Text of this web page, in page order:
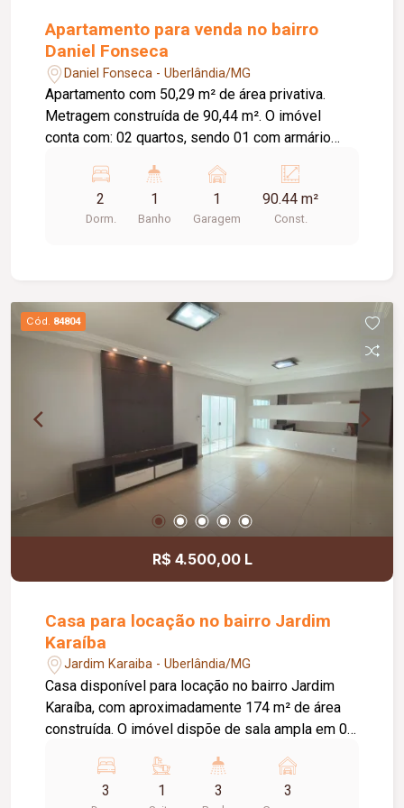
Apartamento para venda no bairro
Daniel Fonseca
Daniel Fonseca - Uberlândia/MG
Apartamento com 50,29 m² de área privativa.
Metragem construída de 90,44 m². O imóvel
conta com: 02 quartos, sendo 01 com armário
ambientes; Banheiro social com armário e box em
blindex; Cozinha com armário; Lavanderia; 01
vaga de garagem coberta; O condomínio oferece:
proporcionando conforto e praticidade para o dia
a dia.
2
Dorm.
1
Banho
1
Garagem
90.44 m²
Const.
Cód. 84804
R$ 4.500,00 L
Casa para locação no bairro Jardim
Karaíba
Jardim Karaiba - Uberlândia/MG
Casa disponível para locação no bairro Jardim
Karaíba, com aproximadamente 174 m² de área
construída. O imóvel dispõe de sala ampla em 02
01 suíte, banheiro social com armário, cozinha
americana planejada com armários, fogão
3 1 3 3